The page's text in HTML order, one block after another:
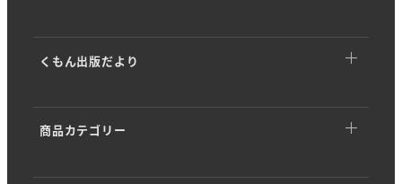
くもん出版だより
商品カテゴリー